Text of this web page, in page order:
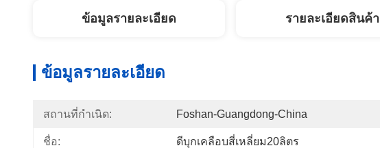
ข้อมูลรายละเอียด รายละเอียดสินค้า
ข้อมูลรายละเอียด
สถานที่กำเนิด: Foshan-Guangdong-China
ชื่อ: ดีบุกเคลือบสี่เหลี่ยม20ลิตร